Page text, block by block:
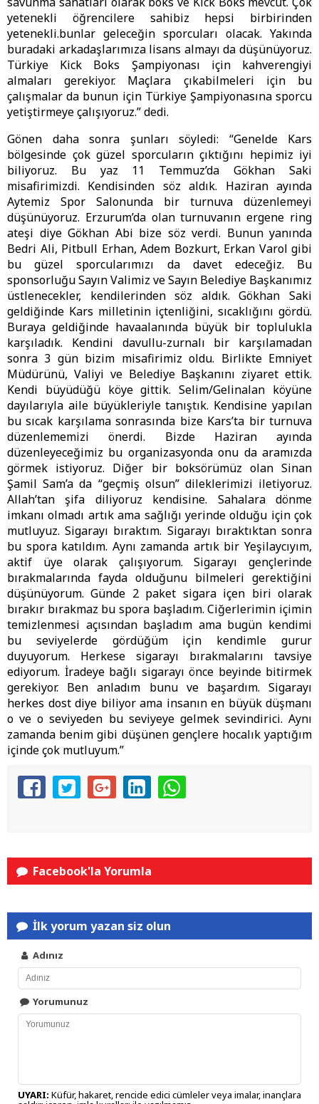
yetenekli öğrencilere sahibiz hepsi birbirinden
yetenekli.bunlar geleceğin sporcuları olacak. Yakında
buradaki arkadaşlarımıza lisans almayı da düşünüyoruz.
Türkiye Kick Boks Şampiyonası için kahverengiyi
almaları gerekiyor. Maçlara çıkabilmeleri için bu
çalışmalar da bunun için Türkiye Şampiyonasına sporcu
yetiştirmeye çalışıyoruz.” dedi.
Gönen daha sonra şunları söyledi: “Genelde Kars
bölgesinde çok güzel sporcuların çıktığını hepimiz iyi
biliyoruz. Bu yaz 11 Temmuz’da Gökhan Saki
misafirimizdi. Kendisinden söz aldık. Haziran ayında
Aytemiz Spor Salonunda bir turnuva düzenlemeyi
düşünüyoruz. Erzurum’da olan turnuvanın ergene ring
ateşi diye Gökhan Abi bize söz verdi. Bunun yanında
Bedri Ali, Pitbull Erhan, Adem Bozkurt, Erkan Varol gibi
bu güzel sporcularımızı da davet edeceğiz. Bu
sponsorluğu Sayın Valimiz ve Sayın Belediye Başkanımız
üstlenecekler, kendilerinden söz aldık. Gökhan Saki
geldiğinde Kars milletinin içtenliğini, sıcaklığını gördü.
Buraya geldiğinde havaalanında büyük bir toplulukla
karşıladık. Kendini davullu-zurnalı bir karşılamadan
sonra 3 gün bizim misafirimiz oldu. Birlikte Emniyet
Müdürünü, Valiyi ve Belediye Başkanını ziyaret ettik.
Kendi büyüdüğü köye gittik. Selim/Gelinalan köyüne
dayılarıyla aile büyükleriyle tanıştık. Kendisine yapılan
bu sıcak karşılama sonrasında bize Kars’ta bir turnuva
düzenlememizi önerdi. Bizde Haziran ayında
düzenleyeceğimiz bu organizasyonda onu da aramızda
görmek istiyoruz. Diğer bir boksörümüz olan Sinan
Şamil Sam’a da “geçmiş olsun” dileklerimizi iletiyoruz.
Allah’tan şifa diliyoruz kendisine. Sahalara dönme
imkanı olmadı artık ama sağlığı yerinde olduğu için çok
mutluyuz. Sigarayı bıraktım. Sigarayı bıraktıktan sonra
bu spora katıldım. Aynı zamanda artık bir Yeşilaycıyım,
aktif üye olarak çalışıyorum. Sigarayı gençlerinde
bırakmalarında fayda olduğunu bilmeleri gerektiğini
düşünüyorum. Günde 2 paket sigara içen biri olarak
bırakır bırakmaz bu spora başladım. Ciğerlerimin içimin
temizlenmesi açısından başladım ama bugün kendimi
bu seviyelerde gördüğüm için kendimle gurur
duyuyorum. Herkese sigarayı bırakmalarını tavsiye
ediyorum. İradeye bağlı sigarayı önce beyinde bitirmek
gerekiyor. Ben anladım bunu ve başardım. Sigarayı
herkes dost diye biliyor ama insanın en büyük düşmanı
o ve o seviyeden bu seviyeye gelmek sevindirici. Aynı
zamanda benim gibi düşünen gençlere hocalık yaptığım
içinde çok mutluyum.”
Facebook'la Yorumla
İlk yorum yazan siz olun
Adınız
Yorumunuz
UYARI: Küfür, hakaret, rencide edici cümleler veya imalar, inançlara